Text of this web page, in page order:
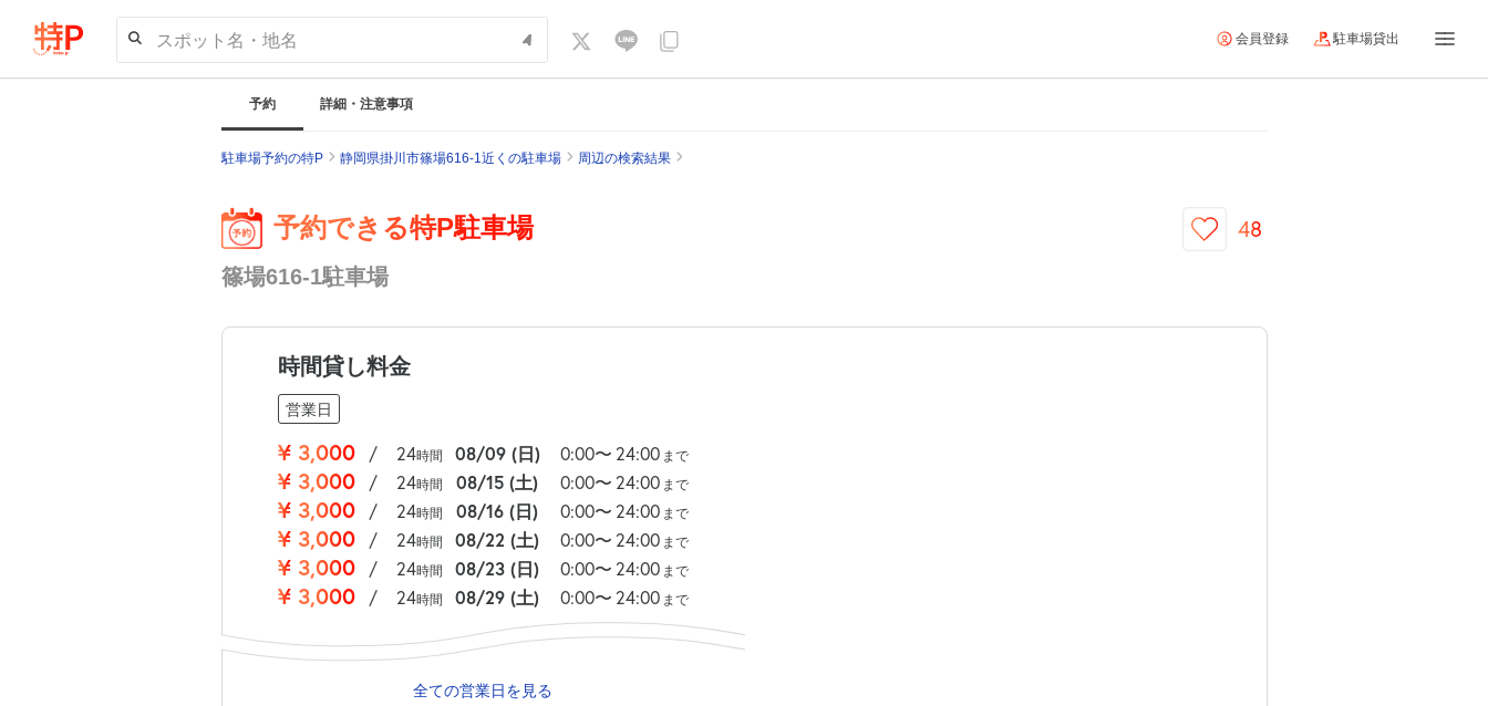
スポット名・地名 会員登録 駐車場貸出
予約 詳細・注意事項
駐車場予約の特P 静岡県掛川市篠場616-1近くの駐車場 周辺の検索結果
予約できる特P駐車場
篠場616-1駐車場
48
時間貸し料金
営業日
¥ 3,000 / 24時間 08/09 (日) 0:00〜 24:00 まで
¥ 3,000 / 24時間 08/15 (土) 0:00〜 24:00 まで
¥ 3,000 / 24時間 08/16 (日) 0:00〜 24:00 まで
¥ 3,000 / 24時間 08/22 (土) 0:00〜 24:00 まで
¥ 3,000 / 24時間 08/23 (日) 0:00〜 24:00 まで
¥ 3,000 / 24時間 08/29 (土) 0:00〜 24:00 まで
全ての営業日を見る